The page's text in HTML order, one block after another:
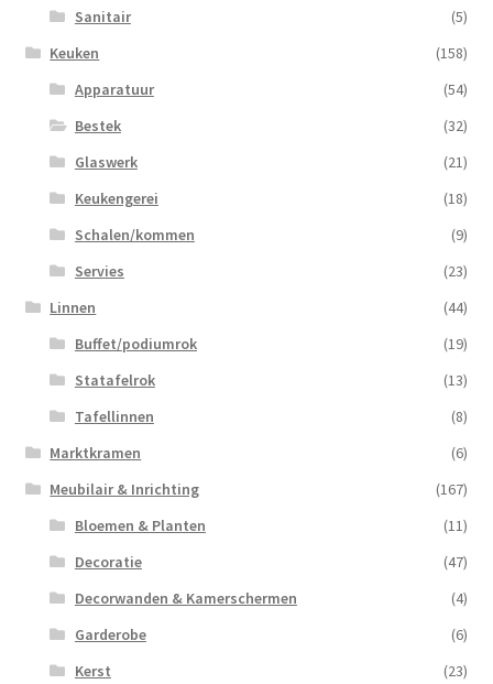
Sanitair
(5)
Keuken
(158)
Apparatuur
(54)
Bestek
(32)
Glaswerk
(21)
Keukengerei
(18)
Schalen/kommen
(9)
Servies
(23)
Linnen
(44)
Buffet/podiumrok
(19)
Statafelrok
(13)
Tafellinnen
(8)
Marktkramen
(6)
Meubilair & Inrichting
(167)
Bloemen & Planten
(11)
Decoratie
(47)
Decorwanden & Kamerschermen
(4)
Garderobe
(6)
Kerst
(23)